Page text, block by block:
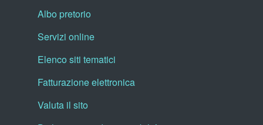
Albo pretorio
Servizi online
Elenco siti tematici
Fatturazione elettronica
Valuta il sito